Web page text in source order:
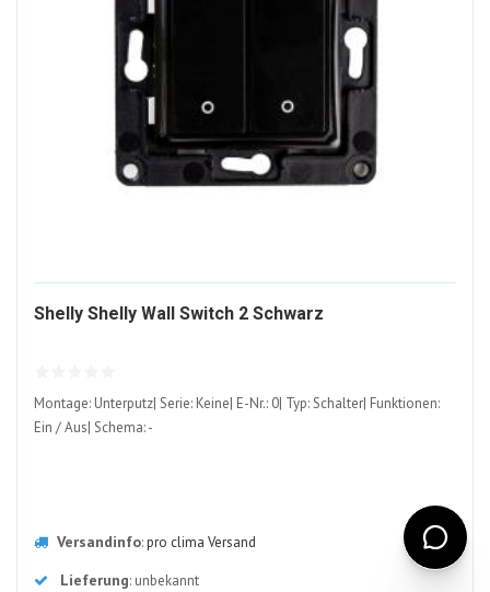
Shelly Shelly Wall Switch 2 Schwarz
Montage: Unterputz| Serie: Keine| E-Nr.: 0| Typ: Schalter| Funktionen:
Ein / Aus| Schema: -
Versandinfo:pro clima Versand
Lieferung: unbekannt